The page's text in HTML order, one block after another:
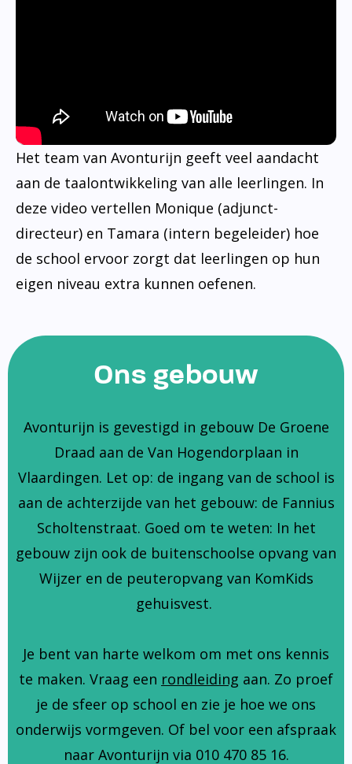
Het team van Avonturijn geeft veel aandacht
aan de taalontwikkeling van alle leerlingen. In
deze video vertellen Monique (adjunct-
directeur) en Tamara (intern begeleider) hoe
de school ervoor zorgt dat leerlingen op hun
eigen niveau extra kunnen oefenen.
Ons gebouw
Avonturijn is gevestigd in gebouw De Groene
Draad aan de Van Hogendorplaan in
Vlaardingen. Let op: de ingang van de school is
aan de achterzijde van het gebouw: de Fannius
Scholtenstraat. Goed om te weten: In het
gebouw zijn ook de buitenschoolse opvang van
Wijzer en de peuteropvang van KomKids
gehuisvest.
Je bent van harte welkom om met ons kennis
te maken. Vraag een rondleiding aan. Zo proef
je de sfeer op school en zie je hoe we ons
onderwijs vormgeven. Of bel voor een afspraak
naar Avonturijn via 010 470 85 16.